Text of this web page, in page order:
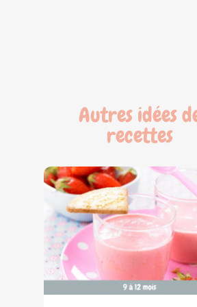
Autres idées
recettes